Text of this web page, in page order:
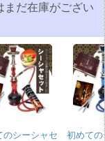
まだ在庫がござい
のシーシャセ
初めて